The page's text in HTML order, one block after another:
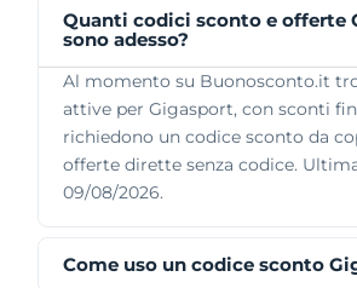
Quanti codici sconto e offerte
sono adesso?
Al momento su Buonosconto.it
attive per Gigasport, con sconti
richiedono un codice sconto da
offerte dirette senza codice.
09/08/2026.
Come uso un codice sconto